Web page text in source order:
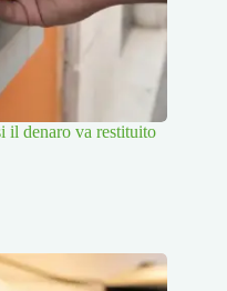
il denaro va restituito